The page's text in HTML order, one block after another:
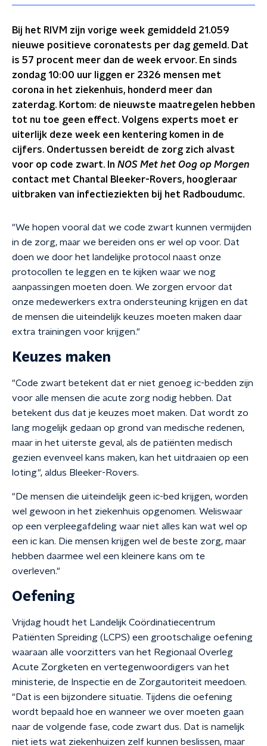
Bij het RIVM zijn vorige week gemiddeld 21.059
nieuwe positieve coronatests per dag gemeld. Dat
is 57 procent meer dan de week ervoor. En sinds
zondag 10:00 uur liggen er 2326 mensen met
corona in het ziekenhuis, honderd meer dan
zaterdag. Kortom: de nieuwste maatregelen hebben
tot nu toe geen effect. Volgens experts moet er
uiterlijk deze week een kentering komen in de
cijfers. Ondertussen bereidt de zorg zich alvast
voor op code zwart. In NOS Met het Oog op Morgen
contact met Chantal Bleeker-Rovers, hoogleraar
uitbraken van infectieziekten bij het Radboudumc.
"We hopen vooral dat we code zwart kunnen vermijden
in de zorg, maar we bereiden ons er wel op voor. Dat
doen we door het landelijke protocol naast onze
protocollen te leggen en te kijken waar we nog
aanpassingen moeten doen. We zorgen ervoor dat
onze medewerkers extra ondersteuning krijgen en dat
de mensen die uiteindelijk keuzes moeten maken daar
extra trainingen voor krijgen."
Keuzes maken
"Code zwart betekent dat er niet genoeg ic-bedden zijn
voor alle mensen die acute zorg nodig hebben. Dat
betekent dus dat je keuzes moet maken. Dat wordt zo
lang mogelijk gedaan op grond van medische redenen,
maar in het uiterste geval, als de patiënten medisch
gezien evenveel kans maken, kan het uitdraaien op een
loting", aldus Bleeker-Rovers.
"De mensen die uiteindelijk geen ic-bed krijgen, worden
wel gewoon in het ziekenhuis opgenomen. Weliswaar
op een verpleegafdeling waar niet alles kan wat wel op
een ic kan. Die mensen krijgen wel de beste zorg, maar
hebben daarmee wel een kleinere kans om te
overleven."
Oefening
Vrijdag houdt het Landelijk Coördinatiecentrum
Patiënten Spreiding (LCPS) een grootschalige oefening
waaraan alle voorzitters van het Regionaal Overleg
Acute Zorgketen en vertegenwoordigers van het
ministerie, de Inspectie en de Zorgautoriteit meedoen.
"Dat is een bijzondere situatie. Tijdens die oefening
wordt bepaald hoe en wanneer we over moeten gaan
naar de volgende fase, code zwart dus. Dat is namelijk
niet iets wat ziekenhuizen zelf kunnen beslissen, maar